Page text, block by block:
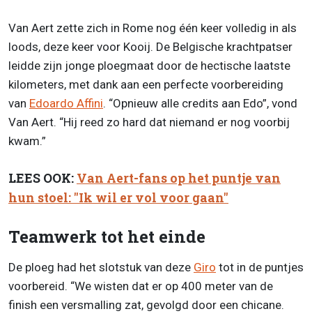
Van Aert zette zich in Rome nog één keer volledig in als
loods, deze keer voor Kooij. De Belgische krachtpatser
leidde zijn jonge ploegmaat door de hectische laatste
kilometers, met dank aan een perfecte voorbereiding
van Edoardo Affini. “Opnieuw alle credits aan Edo”, vond
Van Aert. “Hij reed zo hard dat niemand er nog voorbij
kwam.”
LEES OOK: Van Aert-fans op het puntje van
hun stoel: "Ik wil er vol voor gaan"
Teamwerk tot het einde
De ploeg had het slotstuk van deze Giro tot in de puntjes
voorbereid. “We wisten dat er op 400 meter van de
finish een versmalling zat, gevolgd door een chicane.